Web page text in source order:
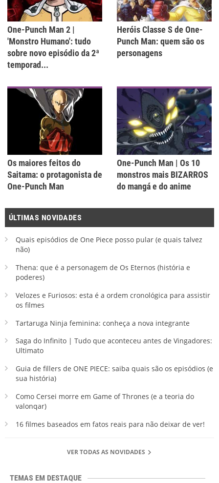
One-Punch Man 2 |
'Monstro Humano': tudo
sobre novo episódio da 2ª
temporad...
Heróis Classe S de One-
Punch Man: quem são os
personagens
Os maiores feitos do
Saitama: o protagonista de
One-Punch Man
One-Punch Man | Os 10
monstros mais BIZARROS
do mangá e do anime
ÚLTIMAS NOVIDADES
Quais episódios de One Piece posso pular (e quais talvez
não)
Thena: que é a personagem de Os Eternos (história e
poderes)
Velozes e Furiosos: esta é a ordem cronológica para assistir
os filmes
Tartaruga Ninja feminina: conheça a nova integrante
Saga do Infinito | Tudo que aconteceu antes de Vingadores:
Ultimato
Guia de fillers de ONE PIECE: saiba quais são os episódios (e
sua história)
Como Cersei morre em Game of Thrones (e a teoria do
valonqar)
16 filmes baseados em fatos reais para não deixar de ver!
VER TODAS AS NOVIDADES
TEMAS EM DESTAQUE